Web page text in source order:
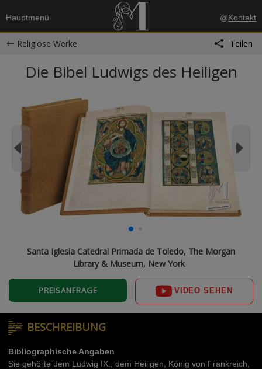
Hauptmenü @Kontakt
Religiöse Werke Teilen
Die Bibel Ludwigs des Heiligen
Santa Iglesia Catedral Primada de Toledo, The Morgan
Library & Museum, New York
PREISANFRAGE VIDEO SEHEN
BESCHREIBUNG
Bibliographische Angaben
Sie gehörte dem Ludwig IX., dem Heiligen, König von Frankreich,